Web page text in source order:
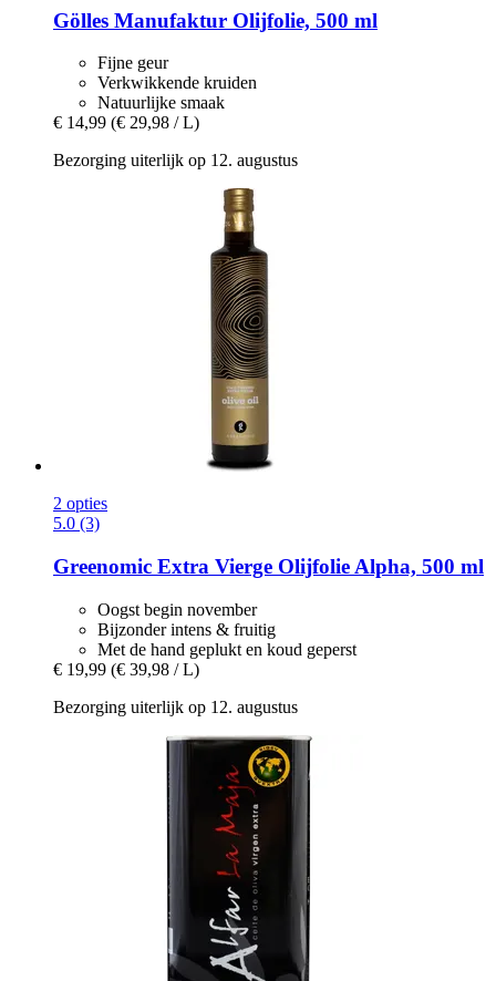
Gölles Manufaktur Olijfolie, 500 ml
Fijne geur
Verkwikkende kruiden
Natuurlijke smaak
€ 14,99 (€ 29,98 / L)
Bezorging uiterlijk op 12. augustus
2 opties
5.0 (3)
Greenomic Extra Vierge Olijfolie Alpha, 500 ml
Oogst begin november
Bijzonder intens & fruitig
Met de hand geplukt en koud geperst
€ 19,99 (€ 39,98 / L)
Bezorging uiterlijk op 12. augustus